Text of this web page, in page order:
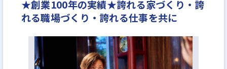
月平均残業20時間以内
反響営業
★創業100年の実績★誇れる家づくり・誇
れる職場づくり・誇れる仕事を共に